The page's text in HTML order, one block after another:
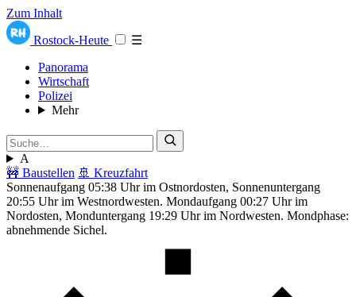
Zum Inhalt
Rostock-Heute
☰
Panorama
Wirtschaft
Polizei
Mehr
A
🚧 Baustellen 🚢 Kreuzfahrt
Sonnenaufgang 05:38 Uhr im Ostnordosten, Sonnenuntergang
20:55 Uhr im Westnordwesten. Mondaufgang 00:27 Uhr im
Nordosten, Monduntergang 19:29 Uhr im Nordwesten. Mondphase:
abnehmende Sichel.